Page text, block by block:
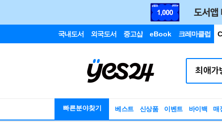
국내도서 외국도서 중고샵 eBook 크레마클럽
빠른분야찾기 베스트 신상품 이벤트 바이백 매